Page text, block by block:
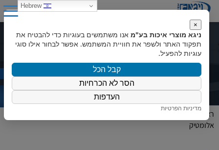
כיור דגם דיאמונד BLANCO 1.75 –
אלומטיק
ראשי
אלומטיק
×
ניגא מוצרי איכות בע"מ אנו משתמשים בעוגיות כדי להבטיח את
תפקוד האתר ולשפר את חוויית המשתמש. אפשר לבחור אילו סוגי
עוגיות להפעיל.
קבל הכל
הסר לא הכרחיות
העדפות
מדיניות הפרטיות
Hebrew